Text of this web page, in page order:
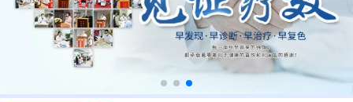
身体黑色素缺失是什么原因引起
白癜风打复色针有没有治好的案例
白癜风最初征兆什么样图片
初期白癜风和普通的色素减退斑怎么区分